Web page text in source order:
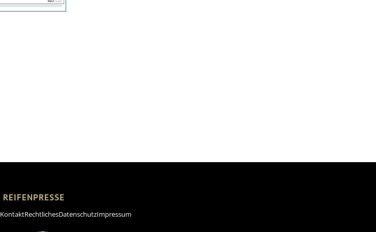
REIFENPRESSE
KontaktRechtlichesDatenschutzImpressum